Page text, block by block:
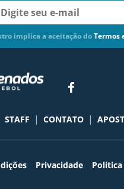
implica a aceitação doTermos
STAFF | CONTATO |
Privacidade